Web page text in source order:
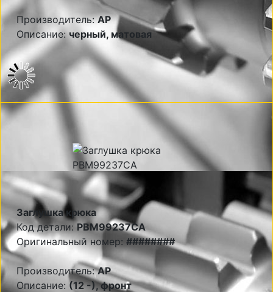
Производитель:AP
Описание:черный, матовая
Заглушка крюка
Код детали: PBM99237CA
Оригинальный номер: ########
Производитель:AP
Описание: (12 -), фронт